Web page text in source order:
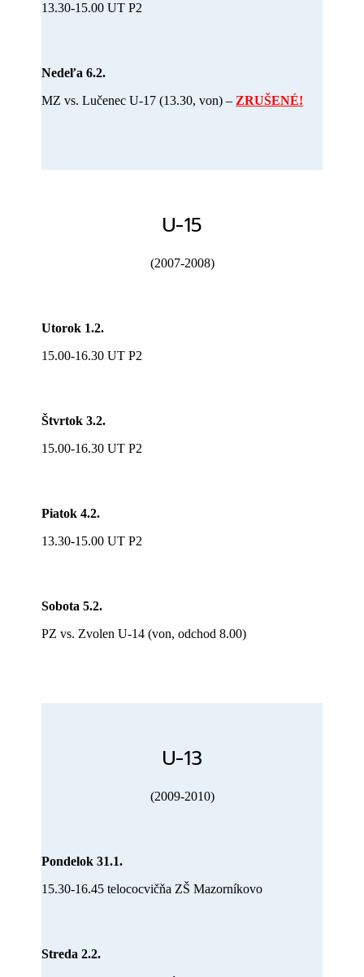
13.30-15.00 UT P2
Nedeľa 6.2.
MZ vs. Lučenec U-17 (13.30, von) – ZRUŠENÉ!
U-15
(2007-2008)
Utorok 1.2.
15.00-16.30 UT P2
Štvrtok 3.2.
15.00-16.30 UT P2
Piatok 4.2.
13.30-15.00 UT P2
Sobota 5.2.
PZ vs. Zvolen U-14 (von, odchod 8.00)
U-13
(2009-2010)
Pondelok 31.1.
15.30-16.45 telococvičňa ZŠ Mazorníkovo
Streda 2.2.